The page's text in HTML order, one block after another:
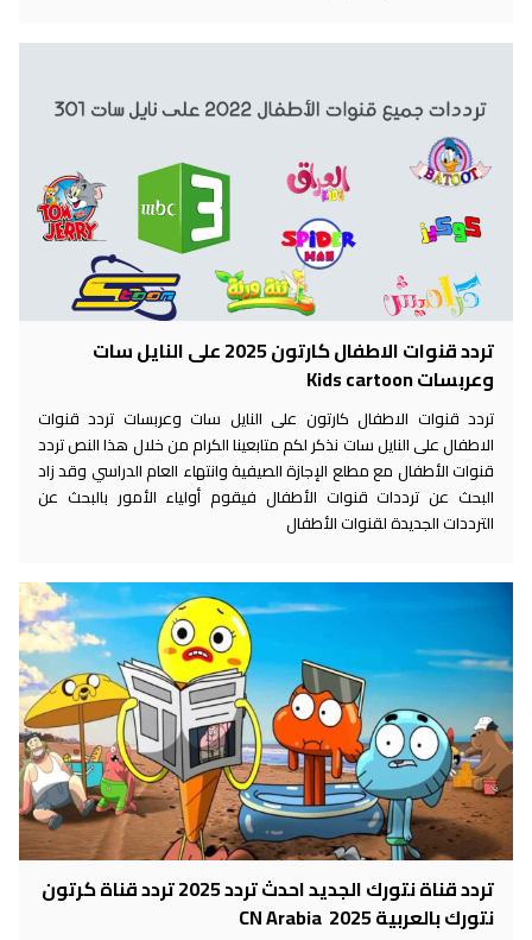
تردد قنوات الاطفال كارتون 2025 على النايل سات
وعربسات Kids cartoon
تردد قنوات الاطفال كارتون على النايل سات وعربسات تردد قنوات
الاطفال على النايل سات نذكر لكم متابعينا الكرام من خلال هذا النص تردد
قنوات الأطفال مع مطلع الإجازة الصيفية وانتهاء العام الدراسي وقد زاد
البحث عن ترددات قنوات الأطفال فيقوم أولياء الأمور بالبحث عن
الترددات الجديدة لقنوات الأطفال
تردد قناة نتورك الجديد احدث تردد 2025 تردد قناة كرتون
نتورك بالعربية 2025 CN Arabia